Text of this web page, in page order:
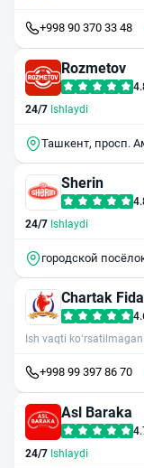
+998 90 370 33 48
Rozmetov
24/7 Ishlaydi
Ташкент, просп.
Sherin
24/7 Ishlaydi
городской
Chartak
Ish vaqti ko‘rsatilmagan
+998 99 397 86 70
Asl Baraka
24/7 Ishlaydi